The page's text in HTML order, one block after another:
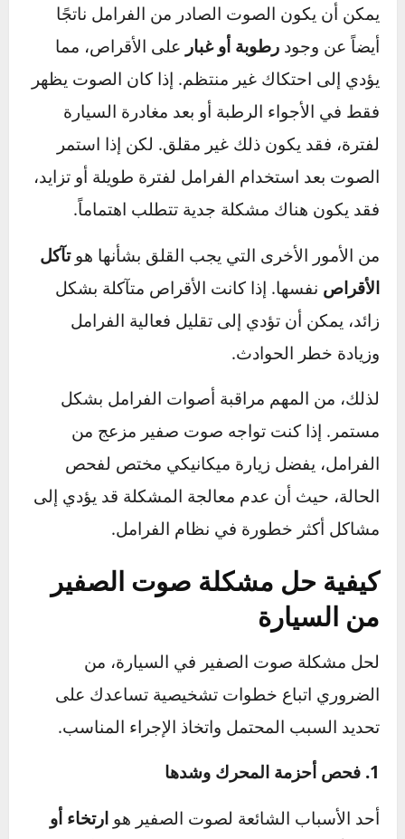
الفرامل قد تكون
تآكلت أو تحتاج إلى استبدال
. في
العادة، تم تصميم بطانات الفرامل لتصدر صوتاً عند
تعرضها للاحتكاك الزائد، مما يحذر السائق من
ضرورة استبدالها قبل أن يتسبب ذلك في تلف أكبر.
يمكن أن يكون الصوت الصادر من الفرامل ناتجًا
أيضاً عن وجودرطوبة أو غبارعلى الأقراص، مما
يؤدي إلى احتكاك غير منتظم. إذا كان الصوت يظهر
فقط في الأجواء الرطبة أو بعد مغادرة السيارة
لفترة، فقد يكون ذلك غير مقلق. لكن إذا استمر
الصوت بعد استخدام الفرامل لفترة طويلة أو تزايد،
فقد يكون هناك مشكلة جدية تتطلب اهتماماً.
من الأمور الأخرى التي يجب القلق بشأنها هوتآكل
الأقراصنفسها. إذا كانت الأقراص متآكلة بشكل
زائد، يمكن أن تؤدي إلى تقليل فعالية الفرامل
وزيادة خطر الحوادث.
لذلك، من المهم مراقبة أصوات الفرامل بشكل
مستمر. إذا كنت تواجه صوت صفير مزعج من
الفرامل، يفضل زيارة ميكانيكي مختص لفحص
الحالة، حيث أن عدم معالجة المشكلة قد يؤدي إلى
مشاكل أكثر خطورة في نظام الفرامل.​
كيفية حل مشكلة صوت الصفير
من السيارة